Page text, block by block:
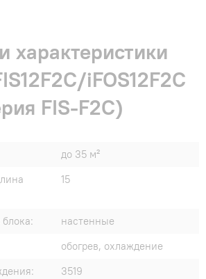
характеристики
iFOS12F2С
FIS-F2C)
до 35 м²
15
настенные
обогрев, охлаждение
3519